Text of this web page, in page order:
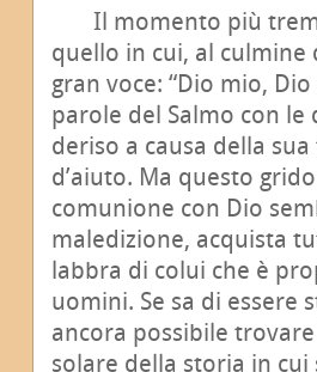
Il momento più
quello in cui, al culmine
gran voce: “Dio mio,
parole del Salmo con
deriso a causa della
d’aiuto. Ma questo
comunione con Dio
maledizione, acquista
labbra di colui che è
uomini. Se sa di essere
ancora possibile
solare della storia in cui